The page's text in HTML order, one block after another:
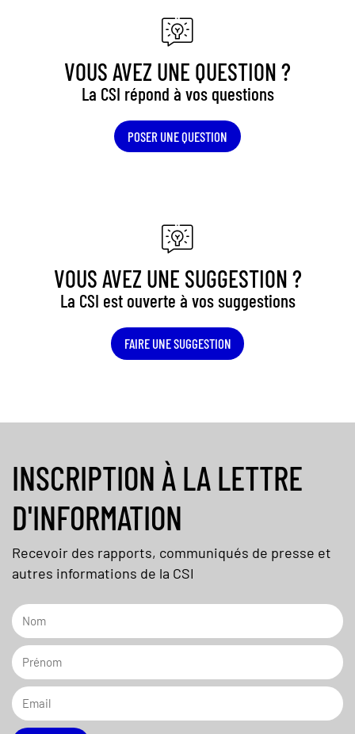
VOUS AVEZ UNE QUESTION ?
La CSI répond à vos questions
POSER UNE QUESTION
VOUS AVEZ UNE SUGGESTION ?
La CSI est ouverte à vos suggestions
FAIRE UNE SUGGESTION
INSCRIPTION À LA LETTRE
D'INFORMATION
Recevoir des rapports, communiqués de presse et
autres informations de la CSI